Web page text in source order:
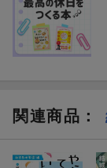
関連商品 ：